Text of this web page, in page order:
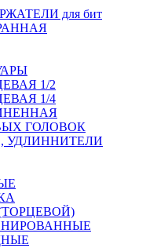
для бит
1/2
1/4
ГОЛОВОК
УДЛИННИТЕЛИ